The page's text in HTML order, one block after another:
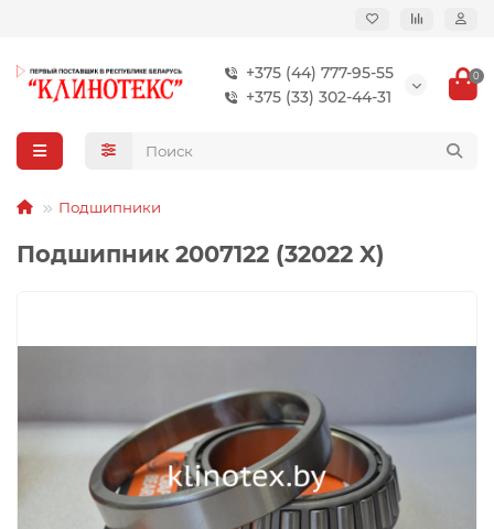
+375 (44) 777-95-55
+375 (33) 302-44-31
0
Подшипники
Подшипник 2007122 (32022 X)